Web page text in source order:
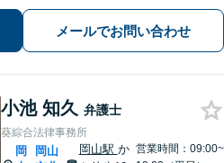
件・交通事故の専門弁護士があなたの
お悩みを解決いたします。一人で悩ま
ずに新たな一歩をわたしたちと。
メールでお問い合わせ
小池 知久 弁護士
葵綜合法律事務所
岡
岡山
岡山駅 か 営業時間：09:00~